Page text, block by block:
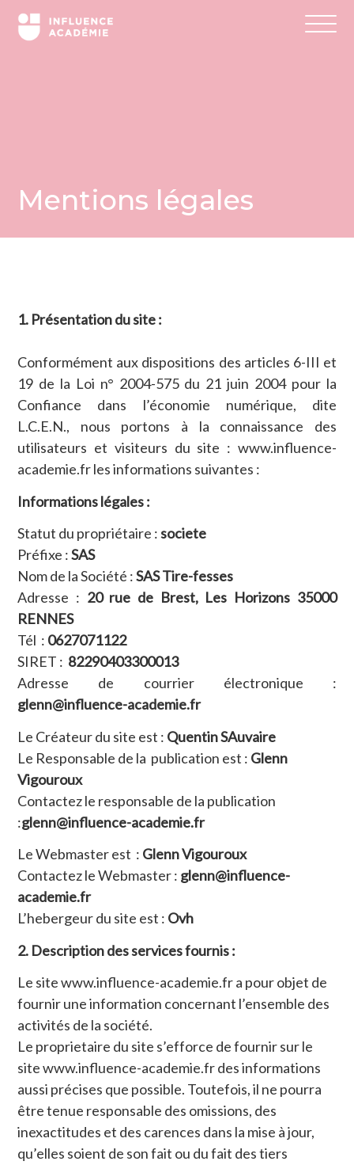
Mentions légales
1. Présentation du site :
Conformément aux dispositions des articles 6-III et
19 de la Loi n° 2004-575 du 21 juin 2004 pour la
Confiance dans l’économie numérique, dite
L.C.E.N., nous portons à la connaissance des
utilisateurs et visiteurs du site : www.influence-
academie.fr les informations suivantes :
Informations légales :
Statut du propriétaire :societe
Préfixe :SAS
Nom de la Société :SAS Tire-fesses
Adresse : 20 rue de Brest, Les Horizons 35000
RENNES
Tél : 0627071122
SIRET : 82290403300013
Adresse de courrier électronique :
glenn@influence-academie.fr
Le Créateur du site est : Quentin SAuvaire
Le Responsable de la publication est : Glenn
Vigouroux
Contactez le responsable de la publication
:glenn@influence-academie.fr
Le Webmaster est : Glenn Vigouroux
Contactez le Webmaster : glenn@influence-
academie.fr
L’hebergeur du site est : Ovh
2. Description des services fournis :
Le site www.influence-academie.fr a pour objet de
fournir une information concernant l’ensemble des
activités de la société.
Le proprietaire du site s’efforce de fournir sur le
site www.influence-academie.fr des informations
aussi précises que possible. Toutefois, il ne pourra
être tenue responsable des omissions, des
inexactitudes et des carences dans la mise à jour,
qu’elles soient de son fait ou du fait des tiers